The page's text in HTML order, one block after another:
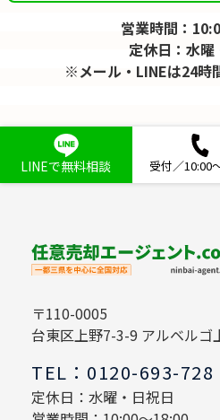
営業時間：
定休日：水曜
※メール・LINEは24時
LINEで無料相談 受付／10:00
〒110-0005
台東区上野7-3-9 アルベルゴ
TEL：0120-693-728
定休日：水曜・日祝日